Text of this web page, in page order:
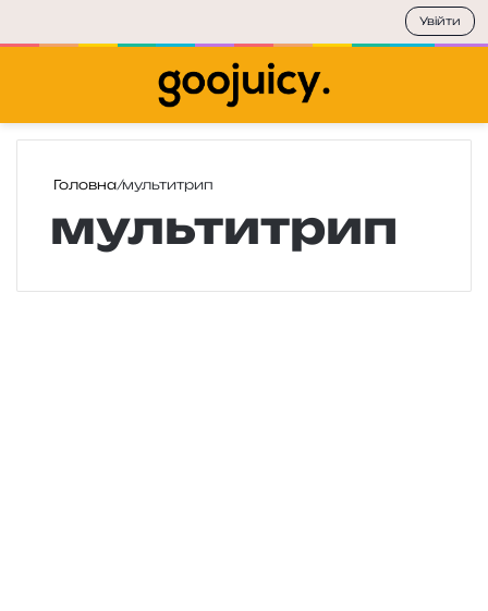
Головна/мультитрип
мультитрип
Увійти